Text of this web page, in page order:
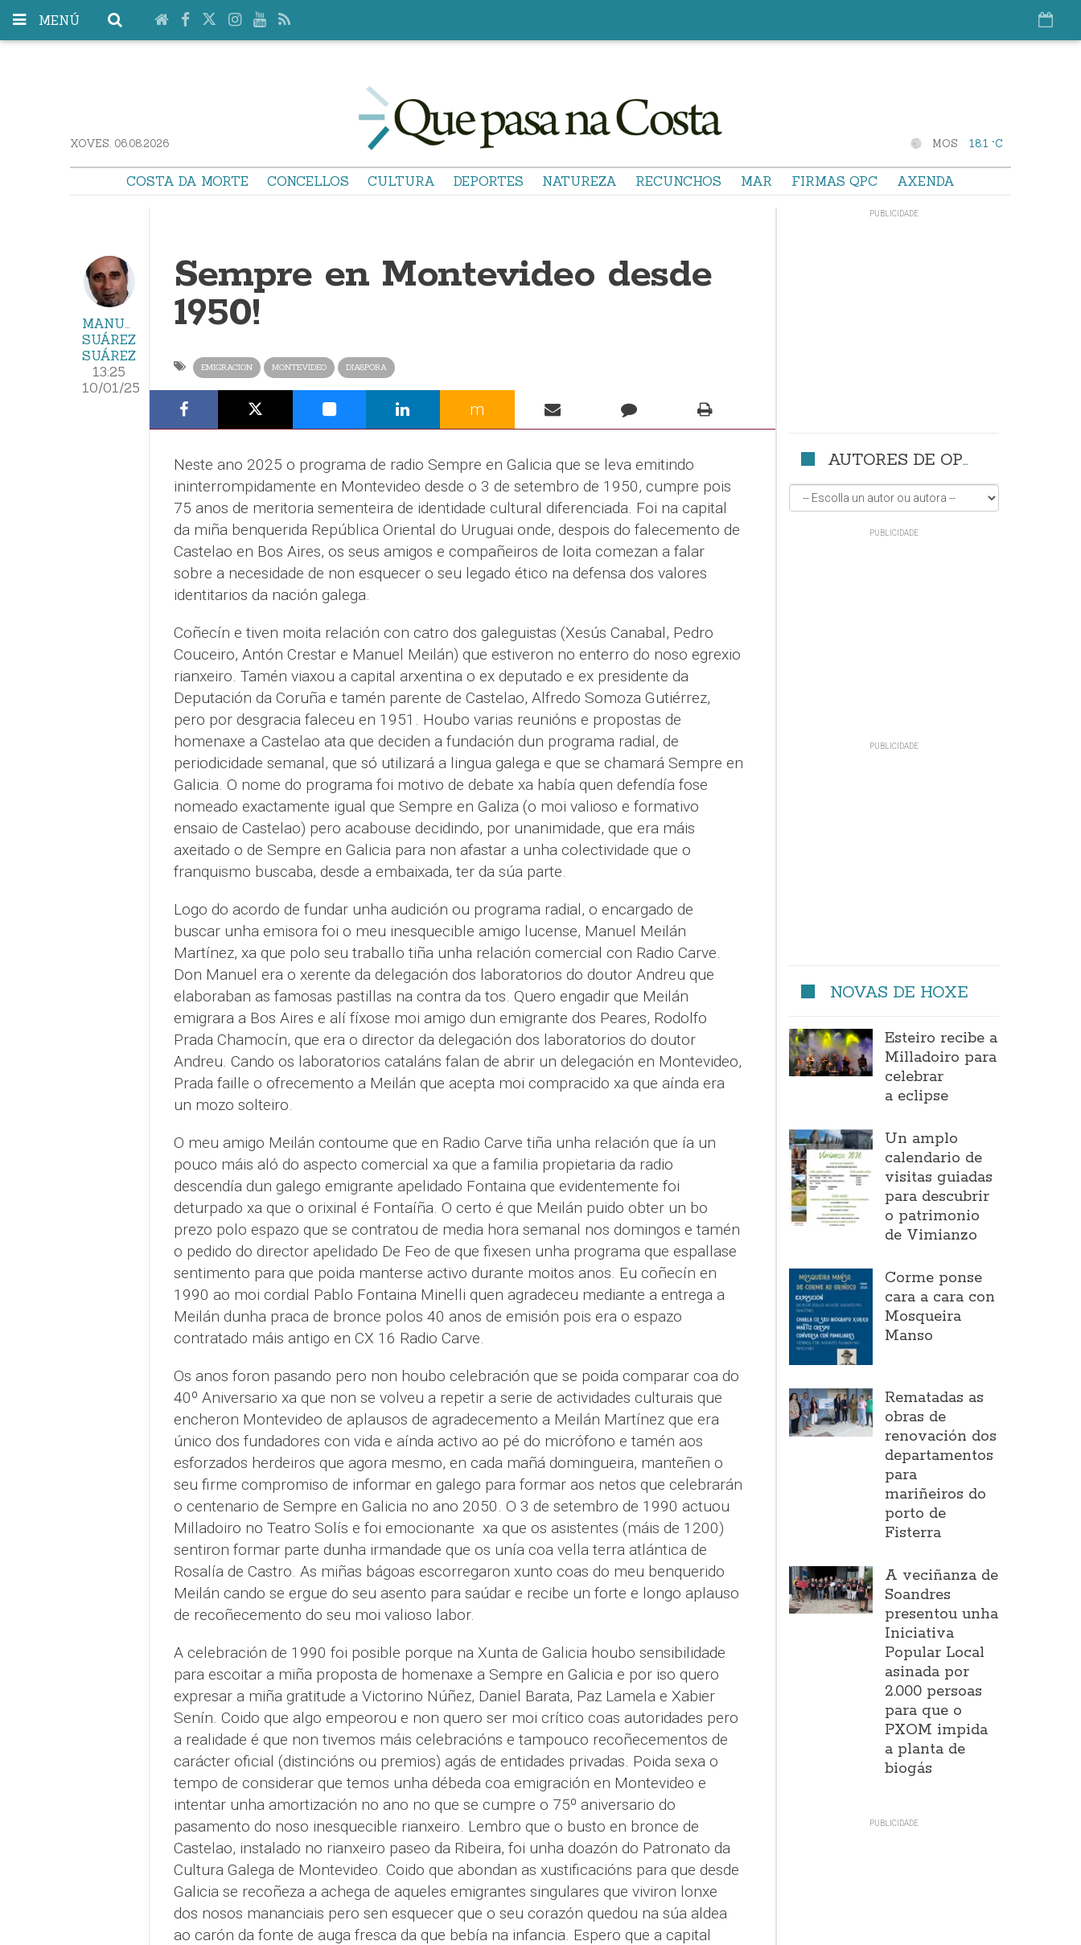
MENÚ
XOVES. 06.08.2026 MOS 18.1 °C
COSTA DA MORTE CONCELLOS CULTURA DEPORTES NATUREZA RECUNCHOS MAR FIRMAS QPC AXENDA
MANUEL
SUÁREZ
SUÁREZ
13:25
10/01/25
Sempre en Montevideo desde
1950!
EMIGRACION MONTEVIDEO DIASPORA
m
Neste ano 2025 o programa de radio Sempre en Galicia que se leva emitindo
ininterrompidamente en Montevideo desde o 3 de setembro de 1950, cumpre pois
75 anos de meritoria sementeira de identidade cultural diferenciada. Foi na capital
da miña benquerida República Oriental do Uruguai onde, despois do falecemento de
Castelao en Bos Aires, os seus amigos e compañeiros de loita comezan a falar
sobre a necesidade de non esquecer o seu legado ético na defensa dos valores
identitarios da nación galega.
Coñecín e tiven moita relación con catro dos galeguistas (Xesús Canabal, Pedro
Couceiro, Antón Crestar e Manuel Meilán) que estiveron no enterro do noso egrexio
rianxeiro. Tamén viaxou a capital arxentina o ex deputado e ex presidente da
Deputación da Coruña e tamén parente de Castelao, Alfredo Somoza Gutiérrez,
pero por desgracia faleceu en 1951. Houbo varias reunións e propostas de
homenaxe a Castelao ata que deciden a fundación dun programa radial, de
periodicidade semanal, que só utilizará a lingua galega e que se chamará Sempre en
Galicia. O nome do programa foi motivo de debate xa había quen defendía fose
nomeado exactamente igual que Sempre en Galiza (o moi valioso e formativo
ensaio de Castelao) pero acabouse decidindo, por unanimidade, que era máis
axeitado o de Sempre en Galicia para non afastar a unha colectividade que o
franquismo buscaba, desde a embaixada, ter da súa parte.
Logo do acordo de fundar unha audición ou programa radial, o encargado de
buscar unha emisora foi o meu inesquecible amigo lucense, Manuel Meilán
Martínez, xa que polo seu traballo tiña unha relación comercial con Radio Carve.
Don Manuel era o xerente da delegación dos laboratorios do doutor Andreu que
elaboraban as famosas pastillas na contra da tos. Quero engadir que Meilán
emigrara a Bos Aires e alí fíxose moi amigo dun emigrante dos Peares, Rodolfo
Prada Chamocín, que era o director da delegación dos laboratorios do doutor
Andreu. Cando os laboratorios cataláns falan de abrir un delegación en Montevideo,
Prada faille o ofrecemento a Meilán que acepta moi compracido xa que aínda era
un mozo solteiro.
O meu amigo Meilán contoume que en Radio Carve tiña unha relación que ía un
pouco máis aló do aspecto comercial xa que a familia propietaria da radio
descendía dun galego emigrante apelidado Fontaina que evidentemente foi
deturpado xa que o orixinal é Fontaíña. O certo é que Meilán puido obter un bo
prezo polo espazo que se contratou de media hora semanal nos domingos e tamén
o pedido do director apelidado De Feo de que fixesen unha programa que espallase
sentimento para que poida manterse activo durante moitos anos. Eu coñecín en
1990 ao moi cordial Pablo Fontaina Minelli quen agradeceu mediante a entrega a
Meilán dunha praca de bronce polos 40 anos de emisión pois era o espazo
contratado máis antigo en CX 16 Radio Carve.
Os anos foron pasando pero non houbo celebración que se poida comparar coa do
40º Aniversario xa que non se volveu a repetir a serie de actividades culturais que
encheron Montevideo de aplausos de agradecemento a Meilán Martínez que era
único dos fundadores con vida e aínda activo ao pé do micrófono e tamén aos
esforzados herdeiros que agora mesmo, en cada mañá domingueira, manteñen o
seu firme compromiso de informar en galego para formar aos netos que celebrarán
o centenario de Sempre en Galicia no ano 2050. O 3 de setembro de 1990 actuou
Milladoiro no Teatro Solís e foi emocionante xa que os asistentes (máis de 1200)
sentiron formar parte dunha irmandade que os unía coa vella terra atlántica de
Rosalía de Castro. As miñas bágoas escorregaron xunto coas do meu benquerido
Meilán cando se ergue do seu asento para saúdar e recibe un forte e longo aplauso
de recoñecemento do seu moi valioso labor.
A celebración de 1990 foi posible porque na Xunta de Galicia houbo sensibilidade
para escoitar a miña proposta de homenaxe a Sempre en Galicia e por iso quero
expresar a miña gratitude a Victorino Núñez, Daniel Barata, Paz Lamela e Xabier
Senín. Coido que algo empeorou e non quero ser moi crítico coas autoridades pero
a realidade é que non tivemos máis celebracións e tampouco recoñecementos de
carácter oficial (distincións ou premios) agás de entidades privadas. Poida sexa o
tempo de considerar que temos unha débeda coa emigración en Montevideo e
intentar unha amortización no ano no que se cumpre o 75º aniversario do
pasamento do noso inesquecible rianxeiro. Lembro que o busto en bronce de
Castelao, instalado no rianxeiro paseo da Ribeira, foi unha doazón do Patronato da
Cultura Galega de Montevideo. Coido que abondan as xustificacións para que desde
Galicia se recoñeza a achega de aqueles emigrantes singulares que viviron lonxe
dos nosos mananciais pero sen esquecer que o seu corazón quedou na súa aldea
ao carón da fonte de auga fresca da que bebía na infancia. Espero que a capital
AUTORES DE OPINIÓN
NOVAS DE HOXE
Esteiro recibe a
Milladoiro para
celebrar
a eclipse
Un amplo
calendario de
visitas guiadas
para descubrir
o patrimonio
de Vimianzo
Corme ponse
cara a cara con
Mosqueira
Manso
Rematadas as
obras de
renovación dos
departamentos
para
mariñeiros do
porto de
Fisterra
A veciñanza de
Soandres
presentou unha
Iniciativa
Popular Local
asinada por
2.000 persoas
para que o
PXOM impida
a planta de
biogás